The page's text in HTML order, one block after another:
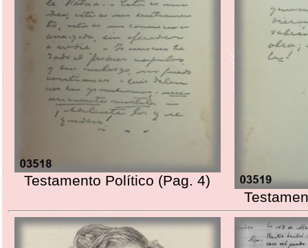
Testamento Político (Pag. 4)